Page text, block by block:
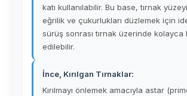
katı kullanılabilir. Bu base, tırnak
eğrilik ve çukurlukları düzlemek için
sürüş sonrası tırnak üzerinde kolayca
edilebilir.
İnce, Kırılgan Tırnaklar:
Kırılmayı önlemek amacıyla astar